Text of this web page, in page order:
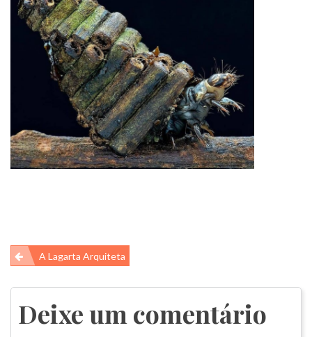
Navegação
de
Post
A Lagarta Arquiteta
Deixe um comentário